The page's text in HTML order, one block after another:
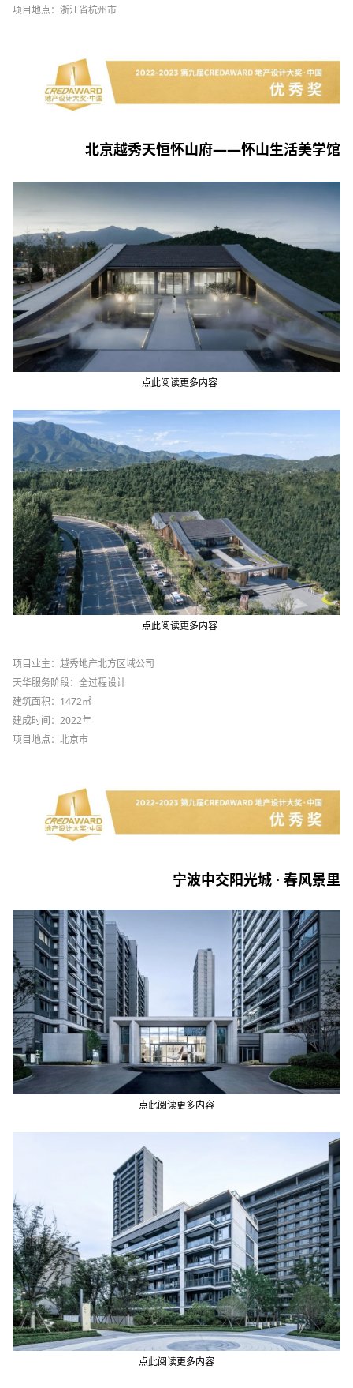
项目地点：浙江省杭州市
北京越秀天恒怀山府——怀山生活美学馆
点此阅读更多内容
点此阅读更多内容
项目业主：越秀地产北方区域公司
天华服务阶段：全过程设计
建筑面积：1472㎡
建成时间：2022年
项目地点：北京市
宁波中交阳光城 · 春风景里
点此阅读更多内容
点此阅读更多内容